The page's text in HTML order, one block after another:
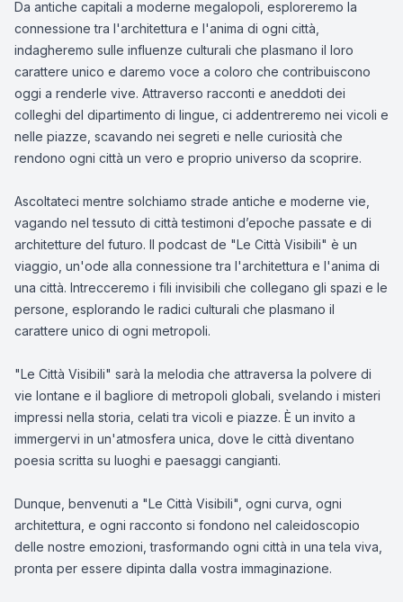
Da antiche capitali a moderne megalopoli, esploreremo la
connessione tra l'architettura e l'anima di ogni città,
indagheremo sulle influenze culturali che plasmano il loro
carattere unico e daremo voce a coloro che contribuiscono
oggi a renderle vive. Attraverso racconti e aneddoti dei
colleghi del dipartimento di lingue, ci addentreremo nei vicoli e
nelle piazze, scavando nei segreti e nelle curiosità che
rendono ogni città un vero e proprio universo da scoprire.
Ascoltateci mentre solchiamo strade antiche e moderne vie,
vagando nel tessuto di città testimoni d’epoche passate e di
architetture del futuro. Il podcast de "Le Città Visibili" è un
viaggio, un'ode alla connessione tra l'architettura e l'anima di
una città. Intrecceremo i fili invisibili che collegano gli spazi e le
persone, esplorando le radici culturali che plasmano il
carattere unico di ogni metropoli.
"Le Città Visibili" sarà la melodia che attraversa la polvere di
vie lontane e il bagliore di metropoli globali, svelando i misteri
impressi nella storia, celati tra vicoli e piazze. È un invito a
immergervi in un'atmosfera unica, dove le città diventano
poesia scritta su luoghi e paesaggi cangianti.
Dunque, benvenuti a "Le Città Visibili", ogni curva, ogni
architettura, e ogni racconto si fondono nel caleidoscopio
delle nostre emozioni, trasformando ogni città in una tela viva,
pronta per essere dipinta dalla vostra immaginazione.